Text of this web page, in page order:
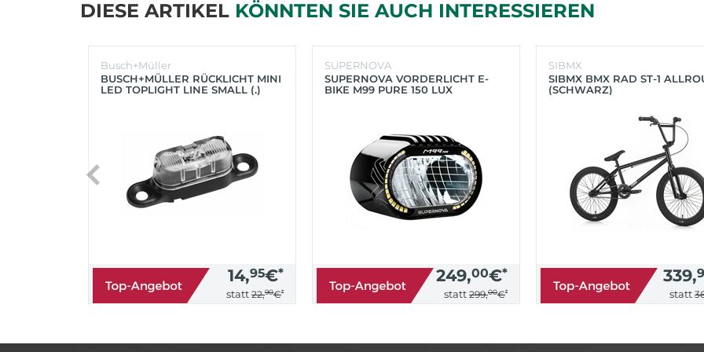
DIESE ARTIKEL KÖNNTEN SIE AUCH INTERESSIEREN
Busch+Müller
BUSCH+MÜLLER RÜCKLICHT MINI
LED TOPLIGHT LINE SMALL (.)
14,95€*
statt 22,90€*
SUPERNOVA
SUPERNOVA VORDERLICHT E-
BIKE M99 PURE 150 LUX
249,00€*
statt 299,00€*
SIBMX
SIBMX BMX RAD ST-1
(SCHWARZ)
339,
statt